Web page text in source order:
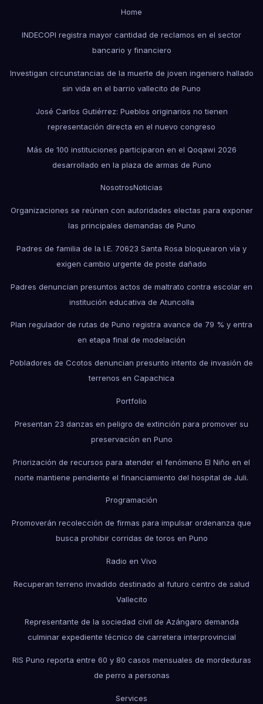
Home
INDECOPI registra mayor cantidad de reclamos en el sector
bancario y financiero
Investigan circunstancias de la muerte de joven ingeniero hallado
sin vida en el barrio vallecito de Puno
José Carlos Gutiérrez: Pueblos originarios no tienen
representación directa en el nuevo congreso
Más de 100 instituciones participaron en el Qoqawi 2026
desarrollado en la plaza de armas de Puno
NosotrosNoticias
Organizaciones se reúnen con autoridades electas para exponer
las principales demandas de Puno
Padres de familia de la I.E. 70623 Santa Rosa bloquearon vía y
exigen cambio urgente de poste dañado
Padres denuncian presuntos actos de maltrato contra escolar en
institución educativa de Atuncolla
Plan regulador de rutas de Puno registra avance de 79 % y entra
en etapa final de modelación
Pobladores de Ccotos denuncian presunto intento de invasión de
terrenos en Capachica
Portfolio
Presentan 23 danzas en peligro de extinción para promover su
preservación en Puno
Priorización de recursos para atender el fenómeno El Niño en el
norte mantiene pendiente el financiamiento del hospital de Juli.
Programación
Promoverán recolección de firmas para impulsar ordenanza que
busca prohibir corridas de toros en Puno
Radio en Vivo
Recuperan terreno invadido destinado al futuro centro de salud
Vallecito
Representante de la sociedad civil de Azángaro demanda
culminar expediente técnico de carretera interprovincial
RIS Puno reporta entre 60 y 80 casos mensuales de mordeduras
de perro a personas
Services